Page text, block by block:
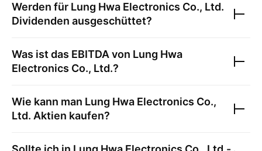
Werden für Lung Hwa Electronics Co., Ltd.
Dividenden ausgeschüttet?
Was ist das EBITDA von Lung Hwa
Electronics Co., Ltd.?
Wie kann man Lung Hwa Electronics Co.,
Ltd. Aktien kaufen?